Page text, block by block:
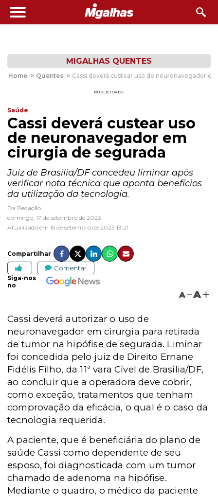
MIGALHAS QUENTES
Home > Quentes > Cassi deverá custear uso de neuronavegador
PUBLICIDADE
Saúde
Cassi deverá custear uso
de neuronavegador em
cirurgia de segurada
Juiz de Brasília/DF concedeu liminar após
verificar nota técnica que aponta benefícios
da utilização da tecnologia.
Da Redação
domingo, 17 de setembro de 2023
Atualizado em 15 de setembro de 2023 13:21
Compartilhar
Comentar
Siga-nos
no
A A
Cassi deverá autorizar o uso de
neuronavegador em cirurgia para retirada
de tumor na hipófise de segurada. Liminar
foi concedida pelo juiz de Direito Ernane
Fidélis Filho, da 11ª vara Cível de Brasília/DF,
ao concluir que a operadora deve cobrir,
como exceção, tratamentos que tenham
comprovação da eficácia, o qual é o caso da
tecnologia requerida.
A paciente, que é beneficiária do plano de
saúde Cassi como dependente de seu
esposo, foi diagnosticada com um tumor
chamado de adenoma na hipófise.
Mediante o quadro, o médico da paciente